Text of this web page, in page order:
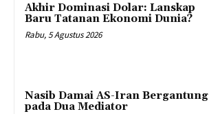
Akhir Dominasi Dolar: Lanskap
Baru Tatanan Ekonomi Dunia?
Rabu, 5 Agustus 2026
Nasib Damai AS-Iran Bergantung
pada Dua Mediator